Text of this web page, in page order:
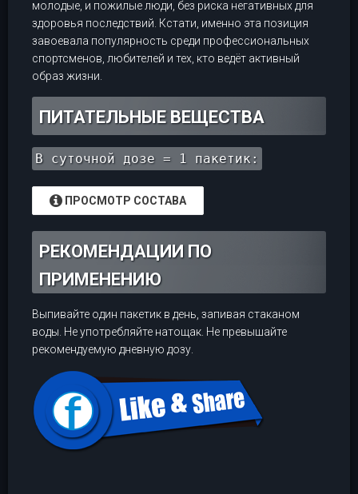
молодые, и пожилые люди, без риска негативных для
здоровья последствий. Кстати, именно эта позиция
завоевала популярность среди профессиональных
спортсменов, любителей и тех, кто ведёт активный
образ жизни.
ПИТАТЕЛЬНЫЕ ВЕЩЕСТВА
В суточной дозе = 1 пакетик:
ПРОСМОТР СОСТАВА
РЕКОМЕНДАЦИИ ПО
ПРИМЕНЕНИЮ
Выпивайте один пакетик в день, запивая стаканом
воды. Не употребляйте натощак. Не превышайте
рекомендуемую дневную дозу.